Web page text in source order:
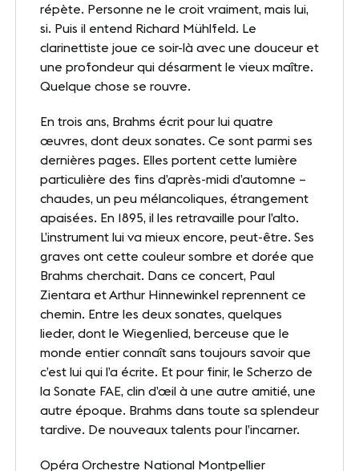
Nos Partenaires et Labels
Notre démarche RSE
ACTUALITÉS
Nos dernières actus
Agenda
Presse
Carrières
Appels d'offres
NOS SITES
Le Corum
Le Zénith Sud
répète. Personne ne le croit vraiment, mais lui,
si. Puis il entend Richard Mühlfeld. Le
clarinettiste joue ce soir-là avec une douceur et
une profondeur qui désarment le vieux maître.
Quelque chose se rouvre.
En trois ans, Brahms écrit pour lui quatre
œuvres, dont deux sonates. Ce sont parmi ses
dernières pages. Elles portent cette lumière
particulière des fins d’après-midi d’automne –
chaudes, un peu mélancoliques, étrangement
apaisées. En 1895, il les retravaille pour l’alto.
L’instrument lui va mieux encore, peut-être. Ses
graves ont cette couleur sombre et dorée que
Brahms cherchait. Dans ce concert, Paul
Zientara et Arthur Hinnewinkel reprennent ce
chemin. Entre les deux sonates, quelques
lieder, dont le Wiegenlied, berceuse que le
monde entier connaît sans toujours savoir que
c’est lui qui l’a écrite. Et pour finir, le Scherzo de
la Sonate FAE, clin d’œil à une autre amitié, une
autre époque. Brahms dans toute sa splendeur
tardive. De nouveaux talents pour l’incarner.
Opéra Orchestre National Montpellier